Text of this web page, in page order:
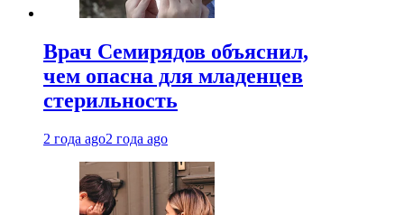
Врач Семирядов объяснил,
чем опасна для младенцев
стерильность
2 года ago2 года ago